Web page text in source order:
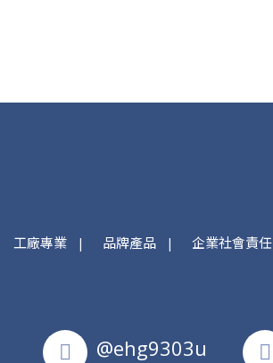
工廠專業 品牌產品 企業社會責任
@ehg9303u